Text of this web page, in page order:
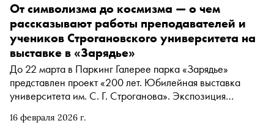
16 февраля 2026 г.
От символизма до космизма — о чем
рассказывают работы преподавателей и
учеников Строгановского университета на
выставке в «Зарядье»
До 22 марта в Паркинг Галерее парка «Зарядье»
представлен проект «200 лет. Юбилейная выставка
университета им. С. Г. Строганова». Экспозиция
университета и увидеть известные работы его именитых